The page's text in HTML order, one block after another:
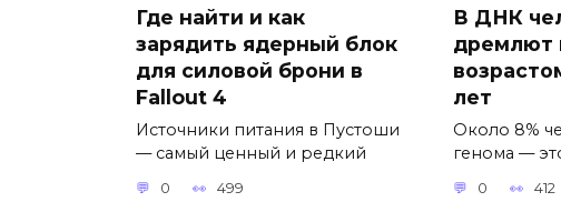
Где найти и как
зарядить ядерный блок
для силовой брони в
Fallout 4
Источники питания в Пустоши
— самый ценный и редкий
0 499
В ДНК
дремлют
лет
Около 8%
генома —
0 412